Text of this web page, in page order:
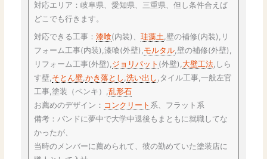
対応エリア：岐阜県、愛知県、三重県、但し条件合えば
どこでも行きます。
対応できる工事：漆喰(内装)、珪藻土 ,壁の補修(内装),リ
フォーム工事(内装),漆喰(外壁), モルタル ,壁の補修(外壁),
リフォーム工事(外壁), ジョリパット (外壁), 大壁工法 ,しら
す壁, そとん壁 ,かき落とし ,洗い出し ,タイル工事,一般左官
工事,塗装（ペンキ）,乱形石
お薦めのデザイン： コンクリート 系、フラット系
備考：バンドに夢中で大学中退後もまともに就職してな
かったが、
当時のメンバーに薦められて、彼の勤めていた塗装店に